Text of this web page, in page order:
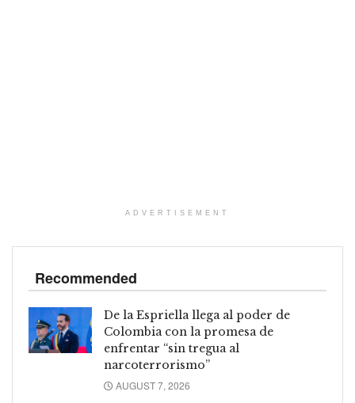
ADVERTISEMENT
Recommended
De la Espriella llega al poder de
Colombia con la promesa de
enfrentar “sin tregua al
narcoterrorismo”
AUGUST 7, 2026